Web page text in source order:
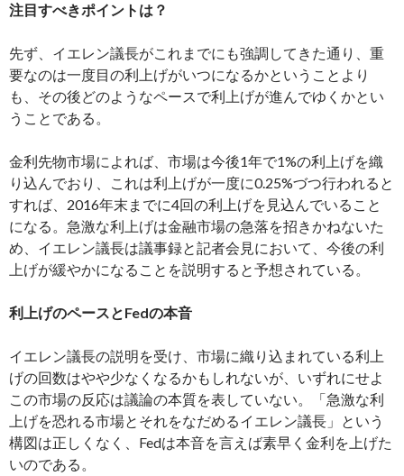
注目すべきポイントは？
先ず、イエレン議長がこれまでにも強調してきた通り、重
要なのは一度目の利上げがいつになるかということより
も、その後どのようなペースで利上げが進んでゆくかとい
うことである。
金利先物市場によれば、市場は今後1年で1%の利上げを織
り込んでおり、これは利上げが一度に0.25%づつ行われると
すれば、2016年末までに4回の利上げを見込んでいること
になる。急激な利上げは金融市場の急落を招きかねないた
め、イエレン議長は議事録と記者会見において、今後の利
上げが緩やかになることを説明すると予想されている。
利上げのペースとFedの本音
イエレン議長の説明を受け、市場に織り込まれている利上
げの回数はやや少なくなるかもしれないが、いずれにせよ
この市場の反応は議論の本質を表していない。「急激な利
上げを恐れる市場とそれをなだめるイエレン議長」という
構図は正しくなく、Fedは本音を言えば素早く金利を上げた
いのである。